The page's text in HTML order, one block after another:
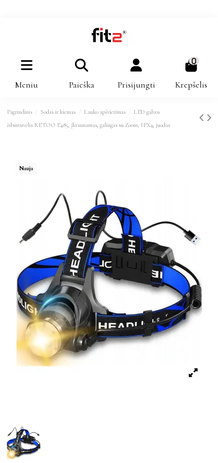
Meniu Paieška Prisijungti
0
Krepšelis
Pagrindinis Sodas ir kiemas Lauko apšvietimas
LED galvos
žibintuvėlis RETOO E485, įkraunamas, galingas su Zoom, IPX4, juodas
Nauja